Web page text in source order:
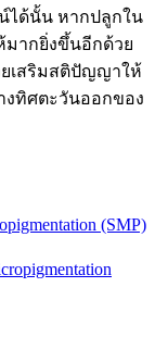
ได้นั้น หากปลูกใน
ากยิ่งขึ้นอีกด้วย
เสริมสติปัญญาให้
งทิศตะวันออกของ